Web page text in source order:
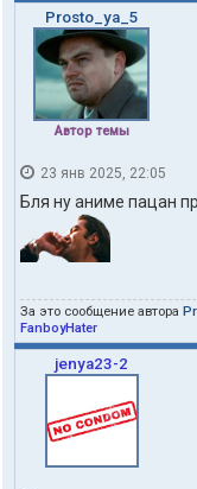
Prosto_ya_5
Автор темы
23 янв 2025, 22:05
Бля ну аниме пацан
За это сообщение автора
FanboyHater
jenya23-2